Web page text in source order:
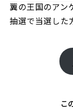
翼の王国のアン
抽選で当選した
こ